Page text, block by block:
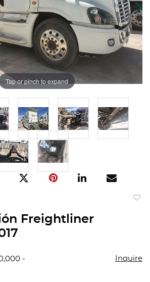
Tap or pinch to expand
Freightliner
-
Inquire